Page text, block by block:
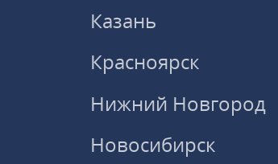
Казань
Красноярск
Нижний Новгород
Новосибирск